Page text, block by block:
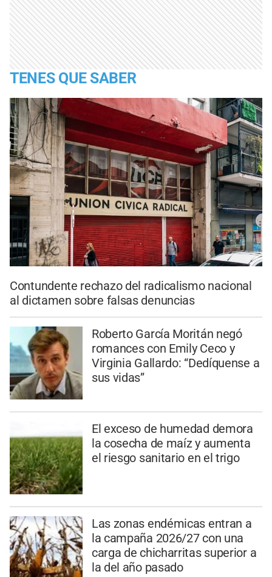
TENES QUE SABER
Contundente rechazo del radicalismo nacional
al dictamen sobre falsas denuncias
Roberto García Moritán negó
romances con Emily Ceco y
Virginia Gallardo: “Dedíquense a
sus vidas”
El exceso de humedad demora
la cosecha de maíz y aumenta
el riesgo sanitario en el trigo
Las zonas endémicas entran a
la campaña 2026/27 con una
carga de chicharritas superior a
la del año pasado